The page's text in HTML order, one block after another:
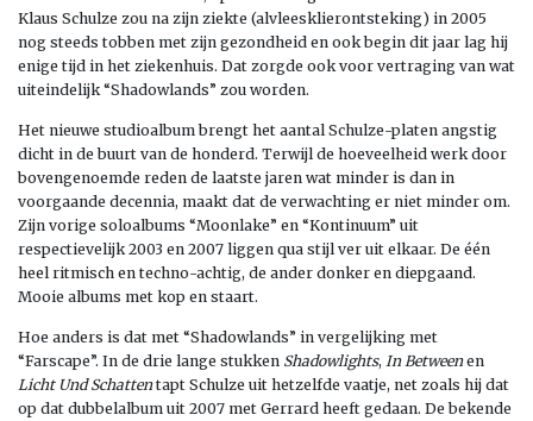
Klaus Schulze zou na zijn ziekte (alvleesklierontsteking) in 2005
nog steeds tobben met zijn gezondheid en ook begin dit jaar lag hij
enige tijd in het ziekenhuis. Dat zorgde ook voor vertraging van wat
uiteindelijk “Shadowlands” zou worden.
Het nieuwe studioalbum brengt het aantal Schulze-platen angstig
dicht in de buurt van de honderd. Terwijl de hoeveelheid werk door
bovengenoemde reden de laatste jaren wat minder is dan in
voorgaande decennia, maakt dat de verwachting er niet minder om.
Zijn vorige soloalbums “Moonlake” en “Kontinuum” uit
respectievelijk 2003 en 2007 liggen qua stijl ver uit elkaar. De één
heel ritmisch en techno-achtig, de ander donker en diepgaand.
Mooie albums met kop en staart.
Hoe anders is dat met “Shadowlands” in vergelijking met
“Farscape”. In de drie lange stukken Shadowlights, In Betweenen
Licht Und Schattentapt Schulze uit hetzelfde vaatje, net zoals hij dat
op dat dubbelalbum uit 2007 met Gerrard heeft gedaan. De bekende